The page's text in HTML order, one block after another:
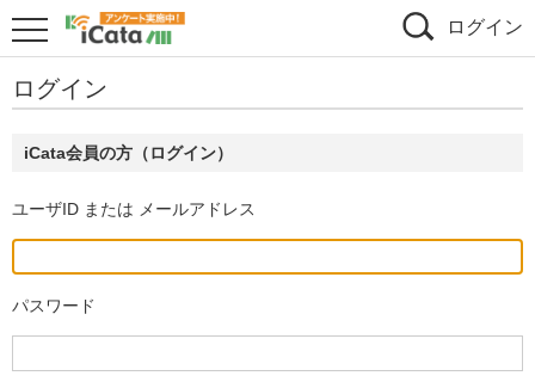
ログイン
ログイン
iCata会員の方（ログイン）
ユーザID または メールアドレス
パスワード